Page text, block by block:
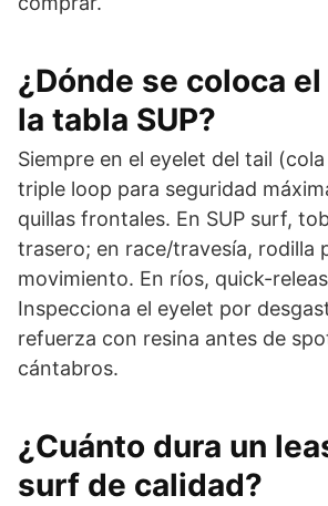
¿Dónde se coloca
la tabla SUP?
Siempre en el eyelet del tail
triple loop para seguridad
quillas frontales. En SUP surf,
trasero; en race/travesía, rodilla
movimiento. En ríos, quick-
Inspecciona el eyelet por
refuerza con resina antes de
cántabros.
¿Cuánto dura un
surf de calidad?